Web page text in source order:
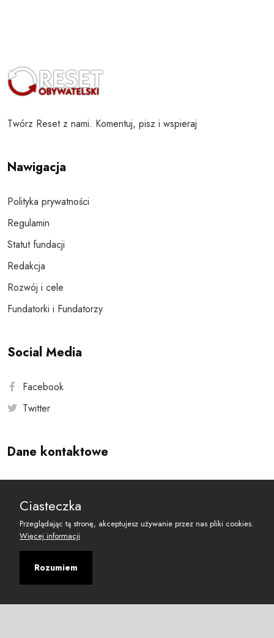
Twórz Reset z nami. Komentuj, pisz i wspieraj
Nawigacja
Polityka prywatności
Regulamin
Statut fundacji
Redakcja
Rozwój i cele
Fundatorki i Fundatorzy
Social Media
Facebook
Twitter
Dane kontaktowe
reset@resetobywatelski.pl
Ciasteczka
Przeglądając tą stronę, akceptujesz używanie przez nas pliki cookies.
Więcej informacji
Rozumiem